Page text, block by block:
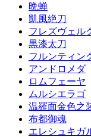
晩蝉
凱風絶刀
フレズヴェル
黒漆太刀
フルンティン
アンドロメダ
ロムフェーヤ
ムルシエラゴ
温羅面金色之
布都御魂
エレシュキガ